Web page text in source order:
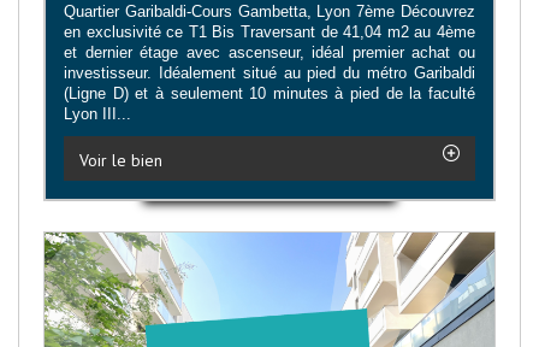
Quartier Garibaldi-Cours Gambetta, Lyon 7ème Découvrez
en exclusivité ce T1 Bis Traversant de 41,04 m2 au 4ème
et dernier étage avec ascenseur, idéal premier achat ou
investisseur. Idéalement situé au pied du métro Garibaldi
(Ligne D) et à seulement 10 minutes à pied de la faculté
Lyon III...
Voir le bien